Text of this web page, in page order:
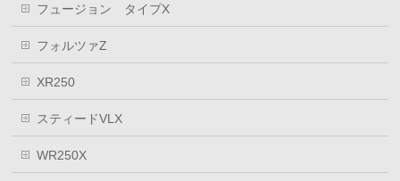
フュージョン タイプX
フォルツァZ
XR250
スティードVLX
WR250X